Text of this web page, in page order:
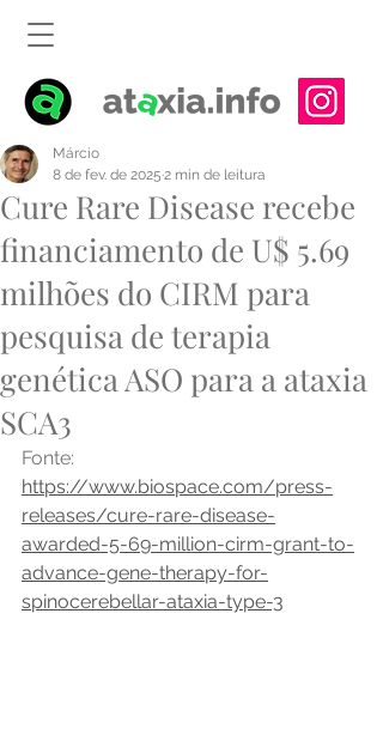
Cure Rare Disease recebe
financiamento de U$ 5.69
milhões do CIRM para
pesquisa de terapia
genética ASO para a ataxia
SCA3
Márcio
8 de fev. de 2025 2 min de leitura
Fonte:
https://www.biospace.com/press-
releases/cure-rare-disease-
awarded-5-69-million-cirm-grant-to-
advance-gene-therapy-for-
spinocerebellar-ataxia-type-3